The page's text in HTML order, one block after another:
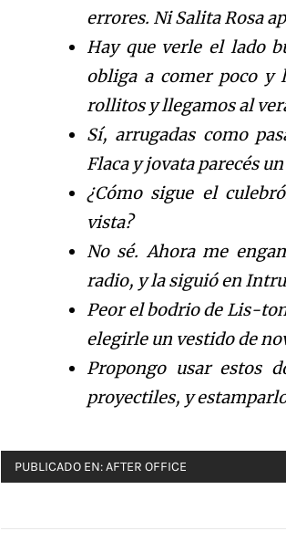
errores. Ni Salita Rosa
Hay que verle el lado
obliga a comer poco y
rollitos y llegamos al
Sí, arrugadas como
Flaca y jovata parecés
¿Cómo sigue el
vista?
No sé. Ahora me
radio, y la siguió en
Peor el bodrio de Lis-
elegirle un vestido de
Propongo usar estos
proyectiles, y
PUBLICADO EN:AFTER OFFICE